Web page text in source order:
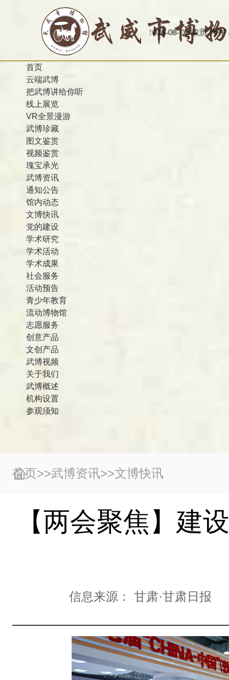
今天是：2026-08-08 农历 丙午 星期六欢迎
首页
云端武博
把武博讲给你听
线上展览
VR全景漫游
武博珍藏
图文鉴赏
视频鉴赏
瑰宝承光
武博资讯
通知公告
馆内动态
文博快讯
党的建设
学术研究
学术活动
学术成果
社会服务
活动预告
青少年教育
流动博物馆
志愿服务
创意产品
文创产品
武博视频
关于我们
武博概述
机构设置
参观须知
首页>>武博资讯>>文博快讯
【两会聚焦】建
信息来源：甘肃·甘肃日报